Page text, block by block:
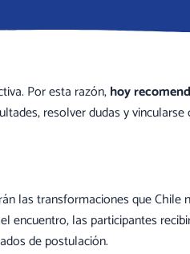
Por esta razón,hoy
resolver dudas y
las transformaciones que
encuentro, las participantes
de postulación.